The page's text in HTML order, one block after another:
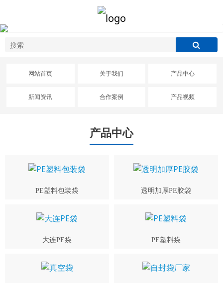
网站首页 关于我们 产品中心
新闻资讯 合作案例 产品视频
产品中心
PE塑料包装袋 透明加厚PE胶袋
大连PE袋 PE塑料袋